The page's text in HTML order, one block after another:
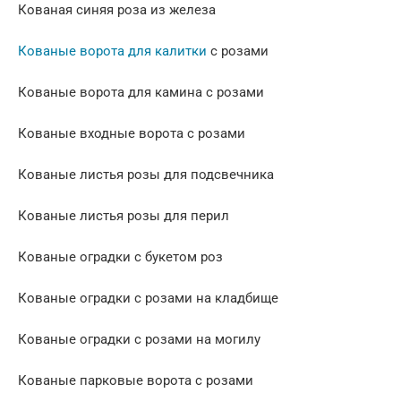
Кованая синяя роза из железа
Кованые ворота для калитки с розами
Кованые ворота для камина с розами
Кованые входные ворота с розами
Кованые листья розы для подсвечника
Кованые листья розы для перил
Кованые оградки с букетом роз
Кованые оградки с розами на кладбище
Кованые оградки с розами на могилу
Кованые парковые ворота с розами